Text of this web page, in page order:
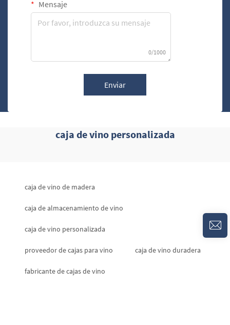
Mensaje
0/1000
Enviar
caja de vino personalizada
caja de vino de madera
caja de almacenamiento de vino
caja de vino personalizada
proveedor de cajas para vino caja de vino duradera
fabricante de cajas de vino